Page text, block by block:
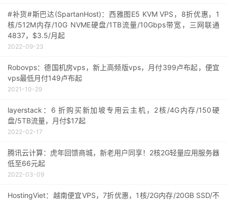
#补货#斯巴达(SpartanHost)：西雅图E5 KVM VPS，8折优惠，1
核/512M内存/10G NVME硬盘/1TB流量/10Gbps带宽，三网联通
4837，$3.5/月起
2022-09-23
Robovps：德国机房vps，新上高频版vps，月付399卢布起，便宜
vps最低月付149卢布起
2021-10-29
layerstack：6 折购买新加坡专用云主机，2核/4G内存/150硬
盘/5TB流量，月付$17起
2022-02-17
腾讯云计算：虎年回馈商城，新老用户同享！2核2G轻量应用服务器
低至66元起
2022-03-09
HostingViet：越南便宜VPS，7折优惠，1核/2G内存/20GB SSD/不